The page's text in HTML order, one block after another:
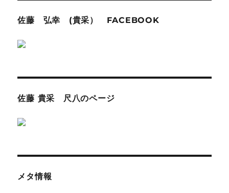
佐藤 弘幸 (貴采） FACEBOOK
佐藤 貴采 尺八のページ
メタ情報